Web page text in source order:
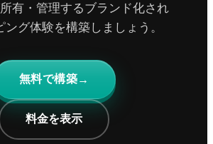
有・管理するブランド化され
ング体験を構築しましょう。
無料で構築→
料金を表示